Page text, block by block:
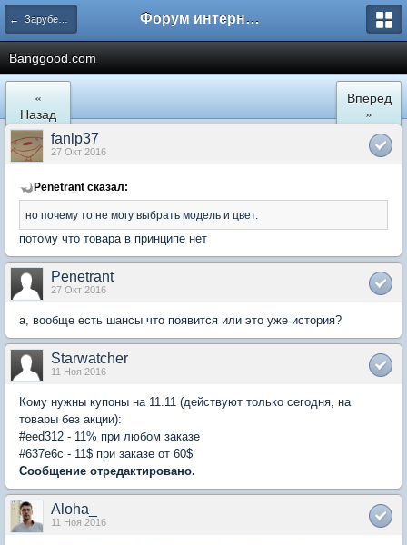
← Зарубежные интернет магазины Форум интернет покупателей
Banggood.com
«
Назад
Вперед
»
fanlp37
27 Окт 2016
Penetrant сказал:
но почему то не могу выбрать модель и цвет.
потому что товара в принципе нет
Penetrant
27 Окт 2016
а, вообще есть шансы что появится или это уже история?
Starwatcher
11 Ноя 2016
Кому нужны купоны на 11.11 (действуют только сегодня, на
товары без акции):
#eed312 - 11% при любом заказе
#637e6c - 11$ при заказе от 60$
Сообщение отредактировано.
Aloha_
11 Ноя 2016